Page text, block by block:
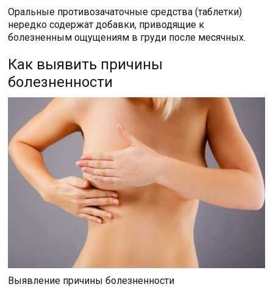
Оральные противозачаточные средства (таблетки)
нередко содержат добавки, приводящие к
болезненным ощущениям в груди после месячных.
Как выявить причины
болезненности
Выявление причины болезненности